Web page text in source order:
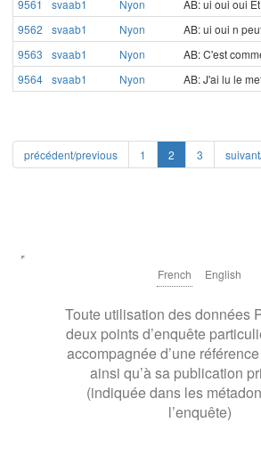
9561
svaab1 Nyon
AB: ui oui oui
9562
svaab1 Nyon
AB: ui oui n
9563
svaab1 Nyon
AB: C'est
9564 svaab1 Nyon AB: J'ai lu le
précédent/previous 1 2 3
French English
Toute utilisation des données
deux points d’enquête
accompagnée d’une
ainsi qu’à sa publication
(indiquée dans les
l’enquête)